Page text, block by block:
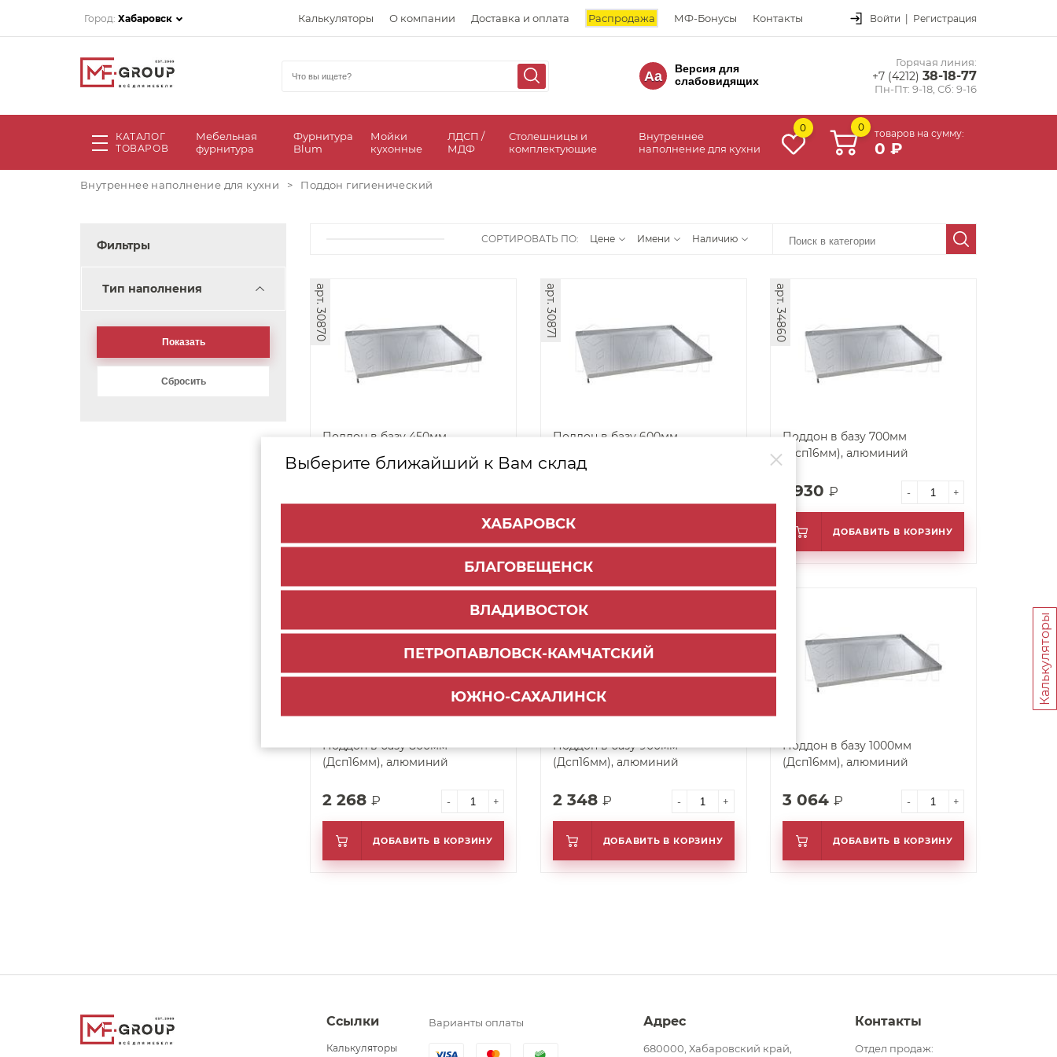
Город: Хабаровск Калькуляторы О компании Доставка и оплата Распродажа МФ-Бонусы Контакты Войти | Регистрация
Aa
Версия для
слабовидящих
Горячая линия:
+7 (4212) 38-18-77
Пн-Пт: 9-18, Сб: 9-16
КАТАЛОГ
ТОВАРОВ
Мебельная
фурнитура
Фурнитура
Blum
Мойки
кухонные
ЛДСП /
МДФ
Столешницы и
комплектующие
Внутреннее
наполнение для кухни
0 0
товаров на сумму:
0 ₽
Выберите ближайший к Вам склад
ХАБАРОВСК
БЛАГОВЕЩЕНСК
ВЛАДИВОСТОК
ПЕТРОПАВЛОВСК-КАМЧАТСКИЙ
ЮЖНО-САХАЛИНСК
Внутреннее наполнение для кухни > Поддон гигиенический
Фильтры
Тип наполнения
СОРТИРОВАТЬ ПО: Цене Имени Наличию
Поддон в базу 450мм
(Дсп16мм), алюминий
арт. 30870
ДОБАВИТЬ В КОРЗИНУ
Поддон в базу 600мм
арт. 30871
Поддон в базу 700мм
(Дсп16мм), алюминий
арт. 34860
1 930 ₽ - +
ДОБАВИТЬ В КОРЗИНУ
Поддон в базу 800мм
(Дсп16мм), алюминий
арт. 30872
2 268 ₽ - +
ДОБАВИТЬ В КОРЗИНУ
Поддон в базу 900мм
(Дсп16мм), алюминий
арт. 30873
2 348 ₽ - +
ДОБАВИТЬ В КОРЗИНУ
Поддон в базу 1000мм
(Дсп16мм), алюминий
арт. 30875
3 064 ₽ - +
ДОБАВИТЬ В КОРЗИНУ
Калькуляторы
Ссылки
Калькуляторы
Варианты оплаты Адрес
680000, Хабаровский край,
Контакты
Отдел продаж: